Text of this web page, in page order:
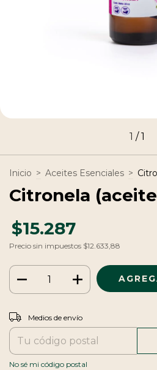
1 /1
Inicio > Aceites Esenciales >
Citronela
$15.287
Precio sin impuestos $12.633,88
Entregas para el CP:
Medios de envío
No sé mi código postal